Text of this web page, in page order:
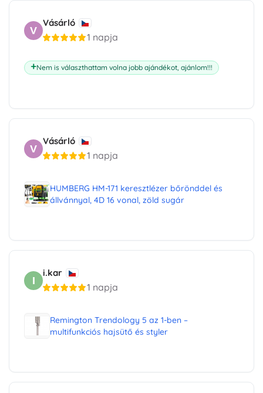
V
Vásárló
1 napja
Nem is választhattam volna jobb ajándékot, ajánlom!!!
V
Vásárló
1 napja
HUMBERG HM-171 keresztlézer bőrönddel és
állvánnyal, 4D 16 vonal, zöld sugár
I
i.kar
1 napja
Remington Trendology 5 az 1-ben –
multifunkciós hajsütő és styler